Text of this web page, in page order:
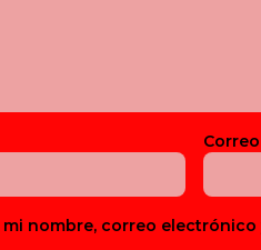
mi nombre, correo